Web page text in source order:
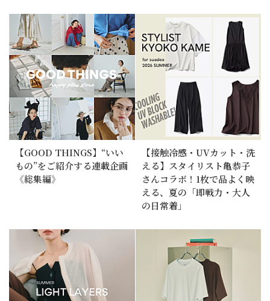
【GOOD THINGS】“いい
もの”をご紹介する連載企画
《総集編》
【接触冷感・UVカット・洗
える】スタイリスト亀恭子
さんコラボ！1枚で品よく映
える、夏の「即戦力・大人
の日常着」